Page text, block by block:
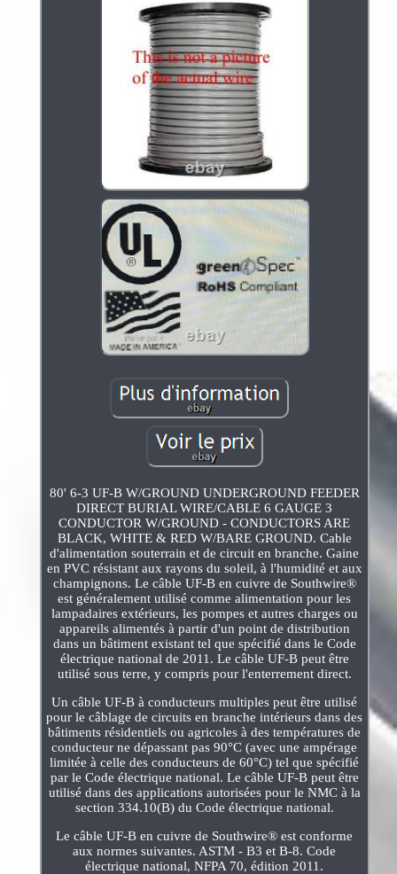
80' 6-3 UF-B W/GROUND UNDERGROUND FEEDER
DIRECT BURIAL WIRE/CABLE 6 GAUGE 3
CONDUCTOR W/GROUND - CONDUCTORS ARE
BLACK, WHITE & RED W/BARE GROUND. Cable
d'alimentation souterrain et de circuit en branche. Gaine
en PVC résistant aux rayons du soleil, à l'humidité et aux
champignons. Le câble UF-B en cuivre de Southwire®
est généralement utilisé comme alimentation pour les
lampadaires extérieurs, les pompes et autres charges ou
appareils alimentés à partir d'un point de distribution
dans un bâtiment existant tel que spécifié dans le Code
électrique national de 2011. Le câble UF-B peut être
utilisé sous terre, y compris pour l'enterrement direct.
Un câble UF-B à conducteurs multiples peut être utilisé
pour le câblage de circuits en branche intérieurs dans des
bâtiments résidentiels ou agricoles à des températures de
conducteur ne dépassant pas 90°C (avec une ampérage
limitée à celle des conducteurs de 60°C) tel que spécifié
par le Code électrique national. Le câble UF-B peut être
utilisé dans des applications autorisées pour le NMC à la
section 334.10(B) du Code électrique national.
Le câble UF-B en cuivre de Southwire® est conforme
aux normes suivantes. ASTM - B3 et B-8. Code
électrique national, NFPA 70, édition 2011.